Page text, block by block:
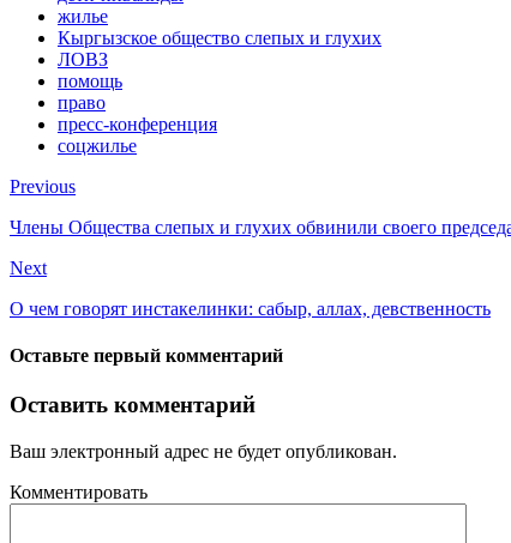
жилье
Кыргызское общество слепых и глухих
ЛОВЗ
помощь
право
пресс-конференция
соцжилье
Previous
Члены Общества слепых и глухих обвинили своего
Next
О чем говорят инстакелинки: сабыр, аллах, девственность
Оставьте первый комментарий
Оставить комментарий
Ваш электронный адрес не будет опубликован.
Комментировать